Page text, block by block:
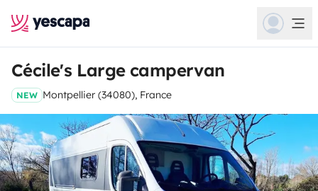
Cécile's Large campervan
NEW Montpellier (34080), France